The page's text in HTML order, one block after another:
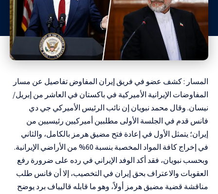
المسار : كشف عضو في فريق إيران المفاوض تفاصيل عن مسار
المفاوضات الإيرانية الأميركية في باكستان في العاشر من إبريل/
نيسان. وقال محمد نبويان إن نائب الرئيس الأميركي جي دي
فانس قدم في الجلسة الأولى مطلبين أميركيين رئيسيين من
إيران؛ يتمثل الأول في إعادة فتح مضيق هرمز بالكامل، والثاني
في إخراج كافة المواد المخصبة بنسبة 60% من الأراضي الإيرانية.
وبحسب نبويان، فقد أكد الوفد الإيراني في رده على ضرورة رفع
العقوبات والاعتراف بحق إيران في التخصيب، إلا أن فانس طلب
مناقشة قضية مضيق هرمز أولاً، وهو ما قابله قاليياف برد يوضح